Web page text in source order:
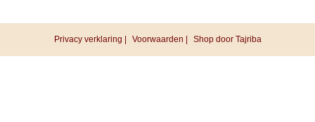
Privacy verklaring | Voorwaarden | Shop door Tajriba